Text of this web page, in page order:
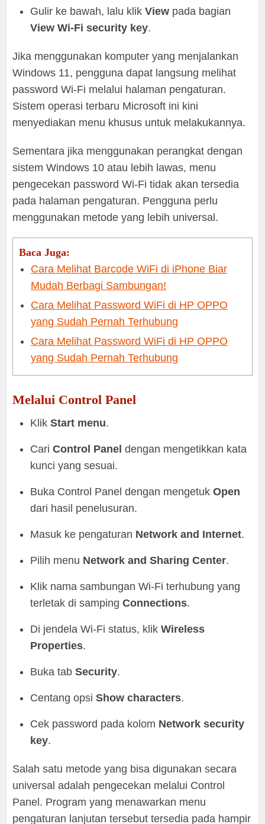
Gulir ke bawah, lalu klikView pada bagian
View Wi-Fi security key.
Jika menggunakan komputer yang menjalankan
Windows 11, pengguna dapat langsung melihat
password Wi-Fi melalui halaman pengaturan.
Sistem operasi terbaru Microsoft ini kini
menyediakan menu khusus untuk melakukannya.
Sementara jika menggunakan perangkat dengan
sistem Windows 10 atau lebih lawas, menu
pengecekan password Wi-Fi tidak akan tersedia
pada halaman pengaturan. Pengguna perlu
menggunakan metode yang lebih universal.
Baca Juga:
Cara Melihat Barcode WiFi di iPhone Biar
Mudah Berbagi Sambungan!
Cara Melihat Password WiFi di HP OPPO
yang Sudah Pernah Terhubung
Cara Melihat Password WiFi di HP OPPO
yang Sudah Pernah Terhubung
Melalui Control Panel
KlikStart menu.
CariControl Panel dengan mengetikkan kata
kunci yang sesuai.
Buka Control Panel dengan mengetukOpen
dari hasil penelusuran.
Masuk ke pengaturan Network and Internet.
Pilih menu Network and Sharing Center.
Klik nama sambungan Wi-Fi terhubung yang
terletak di sampingConnections.
Di jendela Wi-Fi status, klikWireless
Properties.
Buka tabSecurity.
Centang opsiShow characters.
Cek password pada kolom Network security
key.
Salah satu metode yang bisa digunakan secara
universal adalah pengecekan melalui Control
Panel. Program yang menawarkan menu
pengaturan lanjutan tersebut tersedia pada hampir